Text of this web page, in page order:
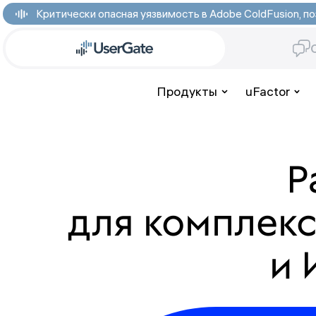
Критически опасная уязвимость в Adobe
Продукты uFactor
для
и